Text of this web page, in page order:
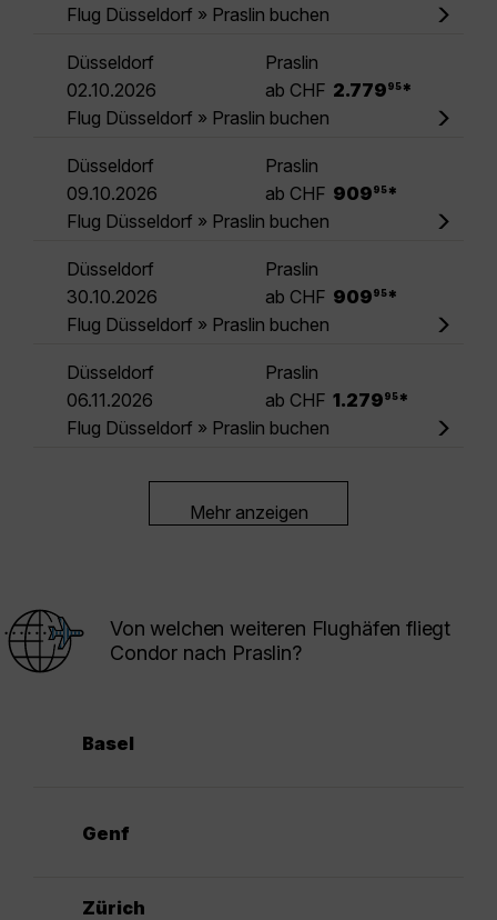
Flug Düsseldorf » Praslin buchen
Düsseldorf
Praslin
02.10.2026
ab CHF 2.779 95 *
Flug Düsseldorf » Praslin buchen
Düsseldorf
Praslin
09.10.2026
ab CHF 909 95 *
Flug Düsseldorf » Praslin buchen
Düsseldorf
Praslin
30.10.2026
ab CHF 909 95 *
Flug Düsseldorf » Praslin buchen
Düsseldorf
Praslin
06.11.2026
ab CHF 1.279 95 *
Flug Düsseldorf » Praslin buchen
Mehr anzeigen
Von welchen weiteren Flughäfen fliegt
Condor nach Praslin?
Basel
Genf
Zürich